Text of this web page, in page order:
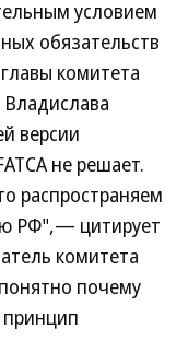
условием
обязательств
комитета
версии
не решает.
распространяем
РФ",— цитирует
комитета
почему